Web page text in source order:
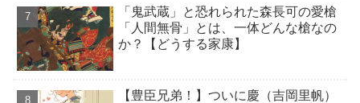
「鬼武蔵」と恐れられた森長可の愛槍
「人間無骨」とは、一体どんな槍なの
か？【どうする家康】
【豊臣兄弟！】ついに慶（吉岡里帆）